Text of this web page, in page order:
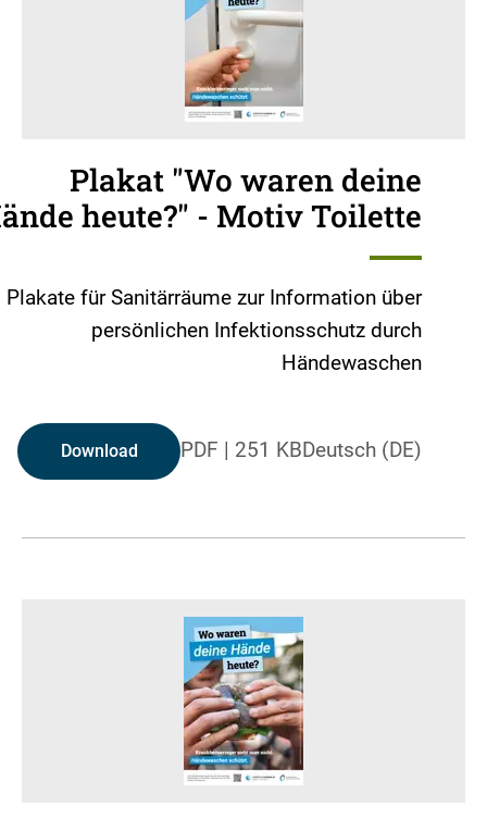
Plakat "Wo waren deine
heute?" - Motiv Toilette
Plakate für Sanitärräume zur Information über
persönlichen Infektionsschutz durch
Händewaschen
Deutsch (DE)
PDF | 251 KB
Download